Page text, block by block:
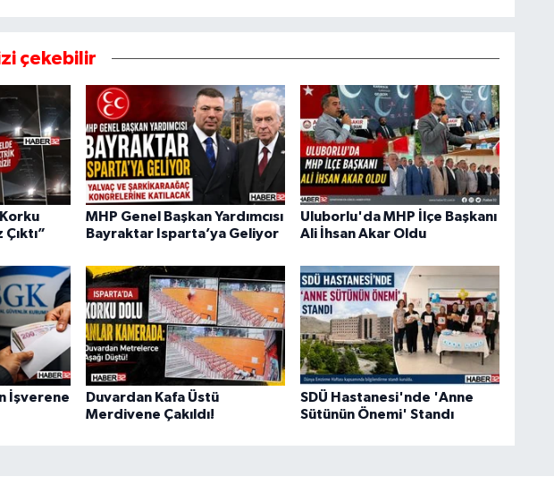
çekebilir
Çıktı”
MHP Genel Başkan Yardımcısı
Bayraktar Isparta’ya Geliyor
Uluborlu'da MHP İlçe Başkanı
Ali İhsan Akar Oldu
İşverene
Duvardan Kafa Üstü
Merdivene Çakıldı!
SDÜ Hastanesi'nde 'Anne
Sütünün Önemi' Standı